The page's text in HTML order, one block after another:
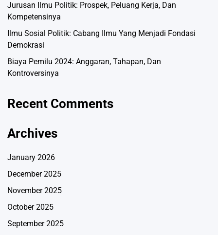
Jurusan Ilmu Politik: Prospek, Peluang Kerja, Dan
Kompetensinya
Ilmu Sosial Politik: Cabang Ilmu Yang Menjadi Fondasi
Demokrasi
Biaya Pemilu 2024: Anggaran, Tahapan, Dan
Kontroversinya
Recent Comments
Archives
January 2026
December 2025
November 2025
October 2025
September 2025